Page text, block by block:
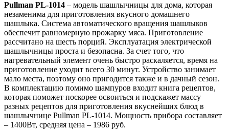
Pullman PL-1014 – модель шашлычницы для дома, которая
незаменима для приготовления вкусного домашнего
шашлыка. Система автоматического вращения шашлыков
обеспечит равномерную прожарку мяса. Приготовление
рассчитано на шесть порций. Эксплуатация электрической
шашлычницы проста и безопасна. За счет того, что
нагревательный элемент очень быстро раскаляется, время на
приготовление уходит всего 30 минут. Устройство занимает
мало места, поэтому оно пригодится также и в дачный сезон.
В комплектацию помимо шампуров входит книга рецептов,
которая поможет поскорее освоиться и подскажет массу
разных рецептов для приготовления вкуснейших блюд в
шашлычнице Pullman PL-1014. Мощность прибора составляет
– 1400Вт, средняя цена – 1986 руб.